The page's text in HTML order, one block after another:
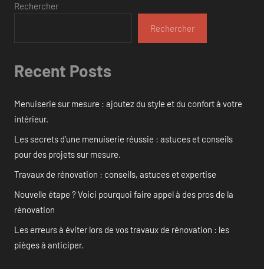
Rechercher
Rechercher
Recent Posts
Menuiserie sur mesure : ajoutez du style et du confort à votre
intérieur.
Les secrets d’une menuiserie réussie : astuces et conseils
pour des projets sur mesure.
Travaux de rénovation : conseils, astuces et expertise
Nouvelle étape ? Voici pourquoi faire appel à des pros de la
rénovation
Les erreurs à éviter lors de vos travaux de rénovation : les
pièges à anticiper.